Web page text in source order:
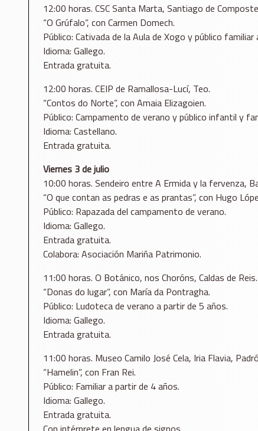
12:00 horas. CSC Santa Marta, Santiago de
“O Grúfalo”, con Carmen Domech.
Público: Cativada de la Aula de Xogo y público
Idioma: Gallego.
Entrada gratuita.
12:00 horas. CEIP de Ramallosa-Lucí, Teo.
“Contos do Norte”, con Amaia Elizagoien.
Público: Campamento de verano y público infantil y
Idioma: Castellano.
Entrada gratuita.
Viernes 3 de julio
10:00 horas. Sendeiro entre A Ermida y la fervenza,
“O que contan as pedras e as prantas”, con Hugo
Público: Rapazada del campamento de verano.
Idioma: Gallego.
Entrada gratuita.
Colabora: Asociación Mariña Patrimonio.
11:00 horas. O Botánico, nos Choróns, Caldas de Reis.
“Donas do lugar”, con María da Pontragha.
Público: Ludoteca de verano a partir de 5 años.
Idioma: Gallego.
Entrada gratuita.
11:00 horas. Museo Camilo José Cela, Iria Flavia,
“Hamelin”, con Fran Rei.
Público: Familiar a partir de 4 años.
Idioma: Gallego.
Entrada gratuita.